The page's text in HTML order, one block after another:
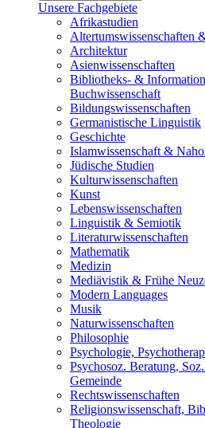
Unsere Fachgebiete
Afrikastudien
Altertumswissenschaften
Architektur
Asienwissenschaften
Bibliotheks- &
Buchwissenschaft
Bildungswissenschaften
Germanistische Linguistik
Geschichte
Islamwissenschaft &
Jüdische Studien
Kulturwissenschaften
Kunst
Lebenswissenschaften
Linguistik & Semiotik
Literaturwissenschaften
Mathematik
Medizin
Mediävistik & Frühe
Modern Languages
Musik
Naturwissenschaften
Philosophie
Psychologie,
Psychosoz. Beratung,
Gemeinde
Rechtswissenschaften
Religionswissenschaft,
Theologie